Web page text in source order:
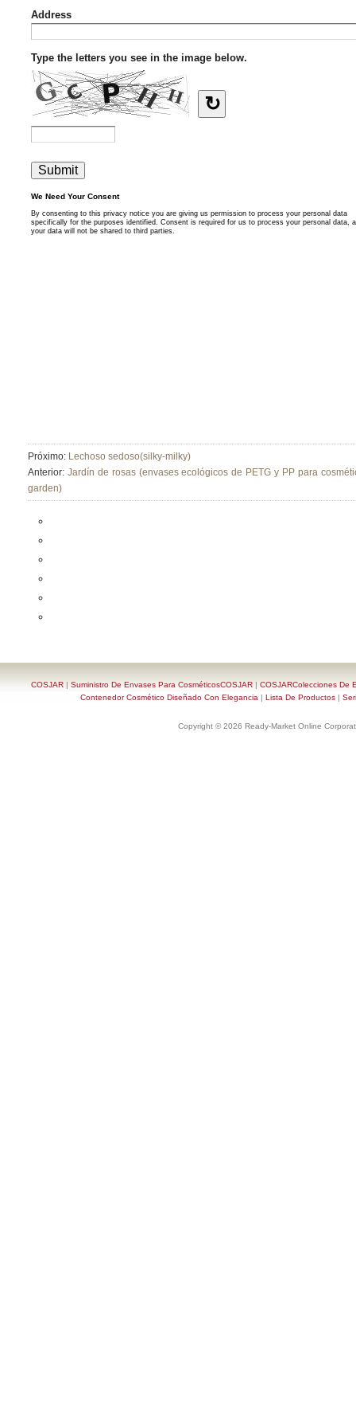
Próximo: Lechoso sedoso(silky-milky)
Anterior: Jardín de rosas (envases ecológicos de PETG y PP para
garden)
COSJAR| Suministro De Envases Para CosméticosCOSJAR| COSJARColecciones De
Contenedor Cosmético Diseñado Con Elegancia | Lista De Productos |
Copyright © 2026 Ready-Market Online